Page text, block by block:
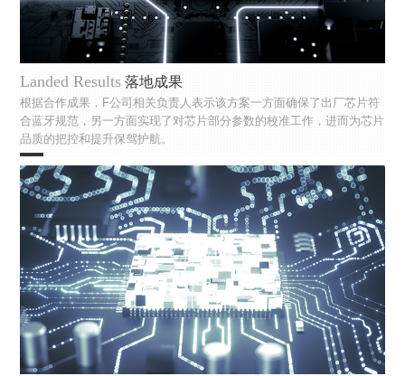
Landed Results 落地成果
根据合作成果，F公司相关负责人表示该方案一方面确保了出厂芯片符
合蓝牙规范，另一方面实现了对芯片部分参数的校准工作，进而为芯片
品质的把控和提升保驾护航。